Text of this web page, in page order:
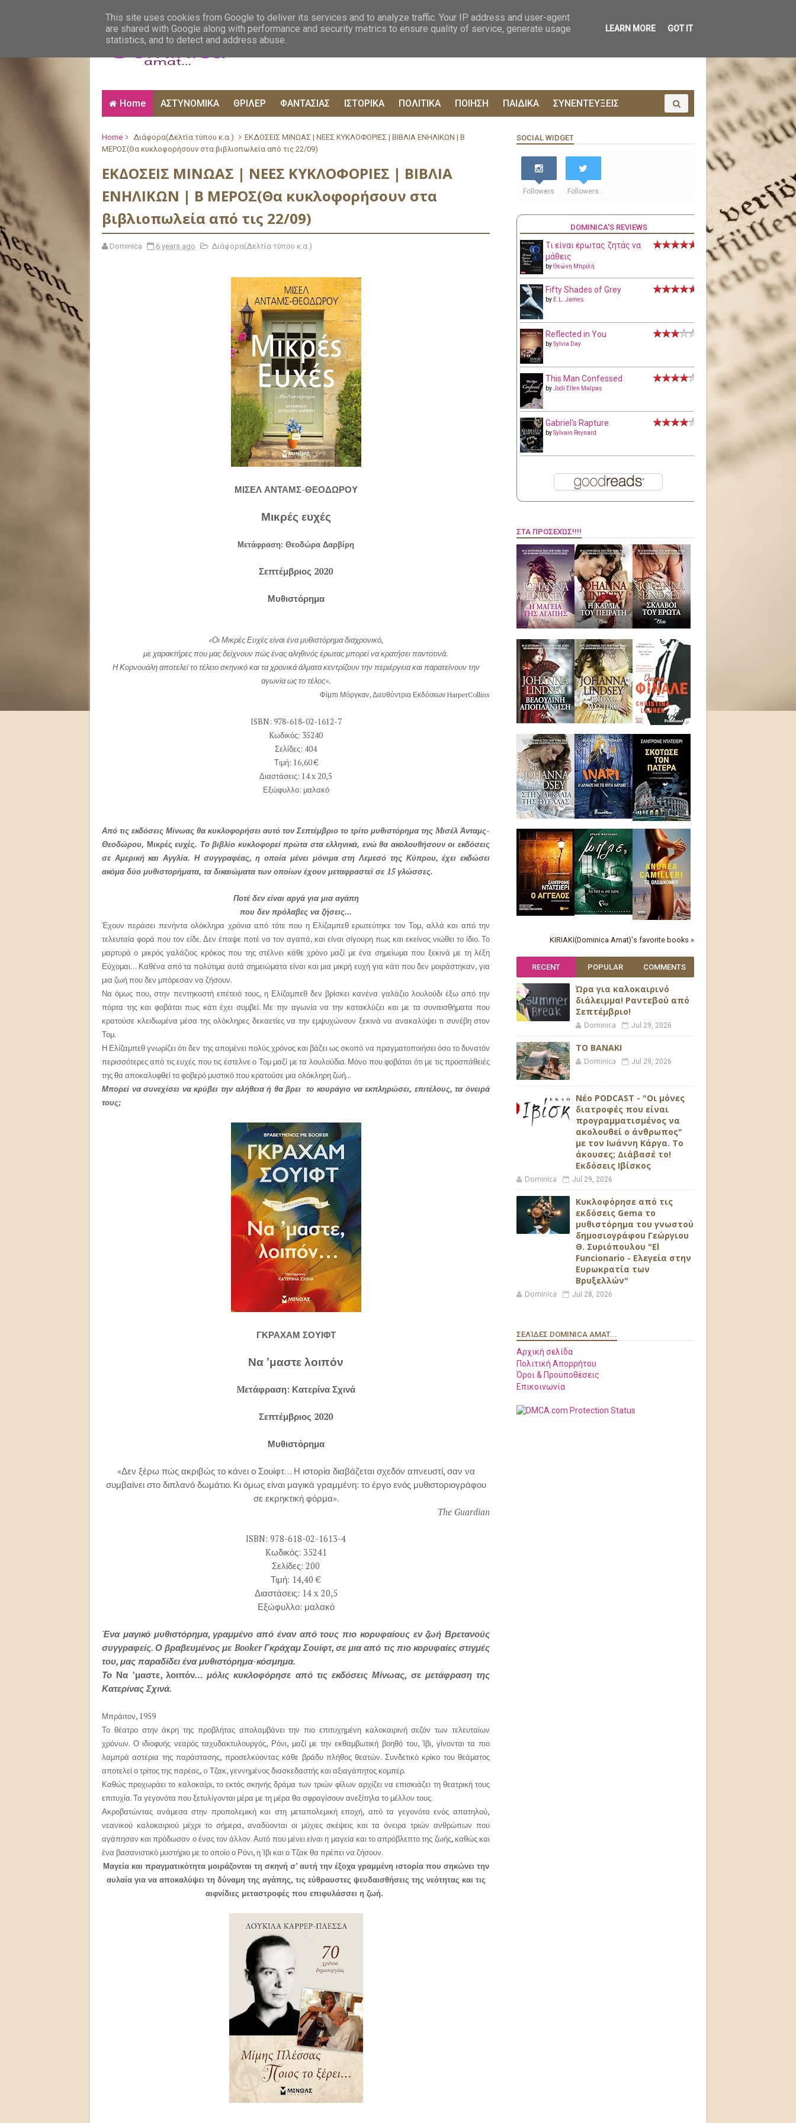
Home ΑΣΤΥΝΟΜΙΚΑ ΘΡΙΛΕΡ ΦΑΝΤΑΣΙΑΣ ΙΣΤΟΡΙΚΑ ΠΟΛΙΤΙΚΑ ΠΟΙΗΣΗ ΠΑΙΔΙΚΑ ΣΥΝΕΝΤΕΥΞΕΙΣ
Home Διάφορα(Δελτία τύπου κ.α.)
ΕΚΔΟΣΕΙΣ ΜΙΝΩΑΣ | ΝΕΕΣ ΚΥΚΛΟΦΟΡΙΕΣ | ΒΙΒΛΙΑ ΕΝΗΛΙΚΩΝ | Β
ΜΕΡΟΣ(Θα κυκλοφορήσουν στα βιβλιοπωλεία από τις 22/09)
ΕΚΔΟΣΕΙΣ ΜΙΝΩΑΣ | ΝΕΕΣ ΚΥΚΛΟΦΟΡΙΕΣ | ΒΙΒΛΙΑ
ΕΝΗΛΙΚΩΝ | Β ΜΕΡΟΣ(Θα κυκλοφορήσουν στα
βιβλιοπωλεία από τις 22/09)
Dominica 6 years ago Διάφορα(Δελτία τύπου κ.α.)
ΜΙΣΕΛ ΑΝΤΑΜΣ-ΘΕΟΔΩΡΟΥ
Μικρές ευχές
Μετάφραση: Θεοδώρα Δαρβίρη
Σεπτέμβριος 2020
Μυθιστόρημα
«Οι Μικρές Ευχές είναι ένα μυθιστόρημα διαχρονικό,
με χαρακτήρες που μας δείχνουν πώς ένας αληθινός έρωτας μπορεί να κρατήσει παντοτινά.
Η Κορνουάλη αποτελεί το τέλειο σκηνικό και τα χρονικά άλματα κεντρίζουν την περιέργεια και παρατείνουν την
αγωνία ως το τέλος».
Φίμπι Μόργκαν, Διευθύντρια Εκδόσεων HarperCollins
ISBN: 978-618-02-1612-7
Kωδικός: 35240
Σελίδες: 404
Τιμή: 16,60 €
Διαστάσεις: 14x20,5
Εξώφυλλο: μαλακό
Από τις εκδόσεις Μίνωας θα κυκλοφορήσει αυτό τον Σεπτέμβριο το τρίτο μυθιστόρημα της Mισέλ Άνταμς-
Θεοδώρου, Μικρές ευχές. Το βιβλίο κυκλοφορεί πρώτα στα ελληνικά, ενώ θα ακολουθήσουν οι εκδόσεις
σε Αμερική και Αγγλία. Η συγγραφέας, η οποία μένει μόνιμα στη Λεμεσό της Κύπρου, έχει εκδώσει
ακόμα δύο μυθιστορήματα, τα δικαιώματα των οποίων έχουν μεταφραστεί σε 15 γλώσσες.
Ποτέ δεν είναι αργά για μια αγάπη
που δεν πρόλαβες να ζήσεις...
Έχουν περάσει πενήντα ολόκληρα χρόνια από τότε που η Ελίζαμπεθ ερωτεύτηκε τον Τομ, αλλά και από την
τελευταία φορά που τον είδε. Δεν έπαψε ποτέ να τον αγαπά, και είναι σίγουρη πως και εκείνος νιώθει το ίδιο. Το
μαρτυρά ο μικρός γαλάζιος κρόκος που της στέλνει κάθε χρόνο μαζί με ένα σημείω­μα που ξεκινά με τη λέξη
Εύχομαι… Καθένα από τα πολύτιμα αυτά σημειώματα είναι και μια μικρή ευχή για κάτι που δεν μοιράστηκαν, για
μια ζωή που δεν μπόρεσαν να ζήσουν.
Να όμως που, στην πεντηκοστή επέτειό τους, η Ελίζαμπεθ δεν βρίσκει κανένα γαλάζιο λουλούδι έξω από την
πόρτα της και φοβάται πως κάτι έχει συμβεί. Με την αγωνία να την κατακλύζει και με τα συναισθήματα που
κρατούσε κλειδωμένα μέσα της ολόκληρες δεκαε­τίες να την εμψυχώνουν ξεκινά να ανακαλύψει τι συνέβη στον
Τομ.
Η Ελίζαμπεθ γνωρίζει ότι δεν της απομένει πολύς χρόνος και βάζει ως σκοπό να πραγματοποιήσει όσο το δυνατόν
περισσότερες από τις ευχές που τις έστελνε ο Τομ μαζί με τα λουλούδια. Μόνο που φοβάται ότι με τις προσπάθειές
της θα αποκαλυφθεί το φοβερό μυστικό που κρατούσε μια ολόκληρη ζωή...
Μπορεί να συνεχίσει να κρύβει την αλήθεια ή θα βρει το κουράγιο να εκπληρώσει, επιτέλους, τα όνειρά
τους;
ΓΚΡΑΧΑΜ ΣΟΥΙΦΤ
Να ’μαστε λοιπόν
Mετάφραση: Κατερίνα Σχινά
Σεπτέμβριος 2020
Μυθιστόρημα
«Δεν ξέρω πώς ακριβώς το κάνει ο Σουίφτ… Η ιστορία διαβάζεται σχεδόν απνευστί, σαν να
συμβαίνει στο διπλανό δωμάτιο. Κι όμως είναι μαγικά γραμμένη: το έργο ενός μυθιστοριογράφου
σε εκρηκτική φόρμα».
The Guardian
ISBN: 978-618-02-1613-4
Kωδικός: 35241
Σελίδες: 200
Τιμή: 14,40 €
Διαστάσεις: 14 x 20,5
Εξώφυλλο: μαλακό
Ένα μαγικό μυθιστόρημα, γραμμένο από έναν από τους πιο κορυφαίους εν ζωή Βρετανούς
συγγραφείς. Ο βραβευμένος με Booker Γκράχαμ Σουίφτ, σε μια από τις πιο κορυφαίες στιγμές
του, μας παραδίδει ένα μυθιστόρημα-κόσμημα.
Το Να ’μαστε, λοιπόν… μόλις κυκλοφόρησε από τις εκδόσεις Μίνωας, σε μετάφραση της
Κατερίνας Σχινά.
Μπράιτον, 1959
Το θέατρο στην άκρη της προβλήτας απολαμβάνει την πιο επιτυχημένη καλοκαιρινή σεζόν των τελευταίων
χρόνων. Ο ιδιοφυής νεαρός ταχυδακτυλουργός, Ρόνι, μαζί με την εκθαμβωτική βοηθό του, Ίβι, γίνονται τα πιο
λαμπρά αστέρια της παράστασης, προσελκύοντας κάθε βράδυ πλήθος θεατών. Συνδετικό κρίκο του θεάματος
αποτελεί ο τρίτος της παρέας, o Τζακ, γεννημένος διασκεδαστής και αξιαγάπητος κομπέρ.
Καθώς προχωράει το καλοκαίρι, το εκτός σκηνής δράμα των τριών φίλων αρχίζει να επισκιάζει τη θεατρική τους
επιτυχία. Τα γεγονότα που ξετυλίγονται μέρα με τη μέρα θα σφραγίσουν ανεξίτηλα το μέλλον τους.
Ακροβατώντας ανάμεσα στην προπολεμική και στη μεταπολεμική εποχή, από τα γεγονότα ενός απατηλού,
νεανικού καλοκαιριού μέχρι το σήμερα, αναδύονται οι μύχιες σκέψεις και τα όνειρα τριών ανθρώπων που
αγάπησαν και πρόδωσαν ο ένας τον άλλον. Αυτό που μένει είναι η μαγεία και το απρόβλεπτο της ζωής, καθώς και
ένα βασανιστικό μυστήριο με το οποίο ο Ρόνι, η Ίβι και ο Τζακ θα πρέπει να ζήσουν.
Μαγεία και πραγματικότητα μοιράζονται τη σκηνή σ’ αυτή την έξοχα γραμμένη ιστορία που σηκώνει την
αυλαία για να αποκαλύψει τη δύναμη της αγάπης, τις εύθραυστες ψευδαισθήσεις της νεότητας και τις
αιφνίδιες μεταστροφές που επιφυλάσσει η ζωή.
SOCIAL WIDGET
Followers Followers
DOMINICA'S REVIEWS
Τι είναι έρωτας ζητάς να
μάθεις
byΘεώνη Μπριλή
Fifty Shades of Grey
by E.L. James
Reflected in You
bySylvia Day
This Man Confessed
byJodi Ellen Malpas
Gabriel's Rapture
bySylvain Reynard
ΣΤΑ ΠΡΟΣΕΧΏΣ!!!!
KIRIAKI(Dominica Amat)'s favorite books »
RECENT POPULAR COMMENTS
Ώρα για καλοκαιρινό
διάλειμμα! Ραντεβού από
Σεπτέμβριο!
Dominica Jul 29, 2026
ΤΟ ΒΑΝΑΚΙ
Dominica Jul 29, 2026
Νέο PODCAST - "Οι μόνες
διατροφές που είναι
προγραμματισμένος να
ακολουθεί ο άνθρωπος"
με τον Ιωάννη Κάργα. Το
άκουσες; Διάβασέ το!
Εκδόσεις Ιβίσκος
Dominica Jul 29, 2026
Κυκλοφόρησε από τις
εκδόσεις Gema το
μυθιστόρημα του γνωστού
δημοσιογράφου Γεώργιου
Θ. Συριόπουλου "El
Funcionario - Ελεγεία στην
Ευρωκρατία των
Βρυξελλών"
Dominica Jul 28, 2026
ΣΕΛΊΔΕΣ DOMINICA AMAT...
Αρχική σελίδα
Πολιτική Απορρήτου
Όροι & Προϋποθέσεις
Επικοινωνία
This site uses cookies from Google to deliver its services and to analyze traffic. Your IP address and user-agent
are shared with Google along with performance and security metrics to ensure quality of service, generate usage
statistics, and to detect and address abuse.
LEARN MORE GOT IT